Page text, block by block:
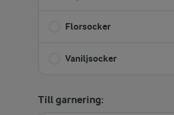
Florsocker
Vaniljsocker
Till garnering: